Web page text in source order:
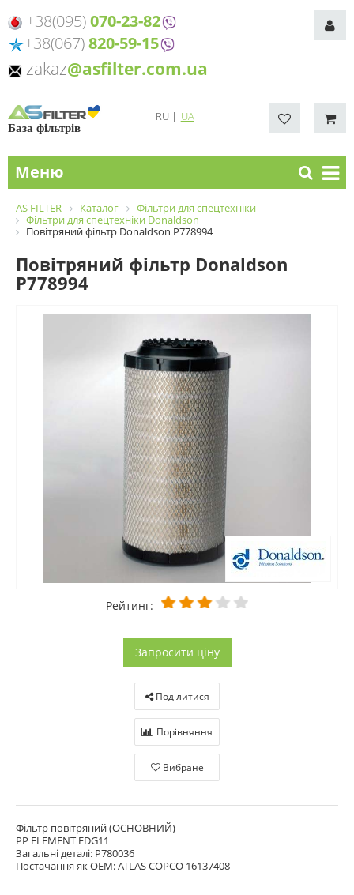
+38(095)070-23-82
+38(067)820-59-15
zakaz@asfilter.com.ua
База фільтрів
RU | UA
Меню
AS FILTER Каталог
Фільтри для спецтехніки
Фільтри для спецтехніки Donaldson
Повітряний фільтр Donaldson P778994
Повітряний фільтр Donaldson
P778994
Рейтинг:
Запросити ціну
Поділитися
Порівняння
Вибране
Фільтр повітряний (ОСНОВНИЙ)
PP ELEMENT EDG11
Загальні деталі: P780036
Постачання як OEM: ATLAS COPCO 16137408